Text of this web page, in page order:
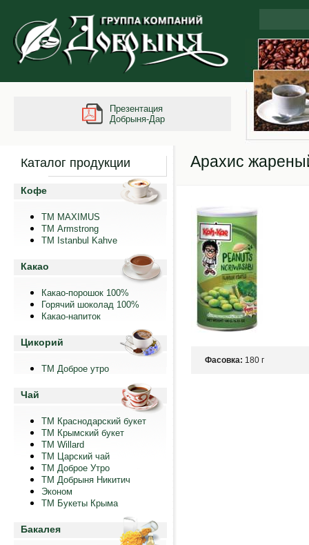
Презентация
Добрыня-Дар
Каталог продукции
Кофе
ТМ MAXIMUS
ТМ Armstrong
TM Istanbul Kahve
Какао
Какао-порошок 100%
Горячий шоколад 100%
Какао-напиток
Цикорий
ТМ Доброе утро
Чай
ТМ Краснодарский букет
ТМ Крымский букет
ТМ Willard
ТМ Царский чай
ТМ Доброе Утро
ТМ Добрыня Никитич
Эконом
ТМ Букеты Крыма
Бакалея
Арахис
Фасовка: 180 г